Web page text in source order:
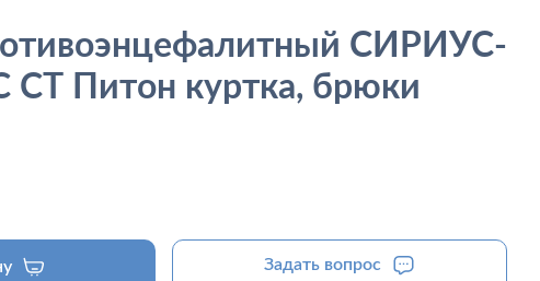
СИРИУС-
Питон куртка, брюки
Задать вопрос